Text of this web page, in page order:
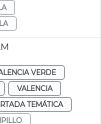
VERDE
VALENCIA
TEMÁTICA